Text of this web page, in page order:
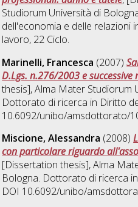
Studiorum Università di
dell'economia e delle relazioni
lavoro, 22 Ciclo.
Marinelli, Francesca (2007)
D.Lgs. n.276/2003 e
thesis], Alma Mater Studiorum
Dottorato di ricerca in Diritto
10.6092/unibo/amsdottorato/
Miscione, Alessandra (2008)
con particolare riguardo
[Dissertation thesis], Alma
Bologna. Dottorato di ricerca in
DOI 10.6092/unibo/